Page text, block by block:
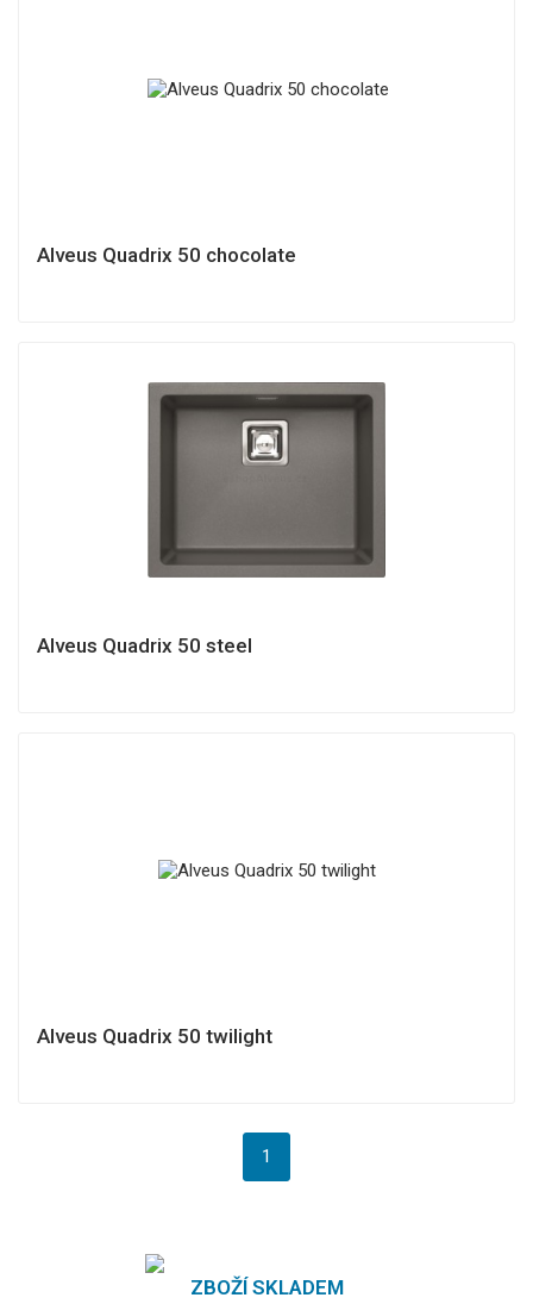
Alveus Quadrix 50 chocolate
Alveus Quadrix 50 steel
Alveus Quadrix 50 twilight
1
ZBOŽÍ SKLADEM